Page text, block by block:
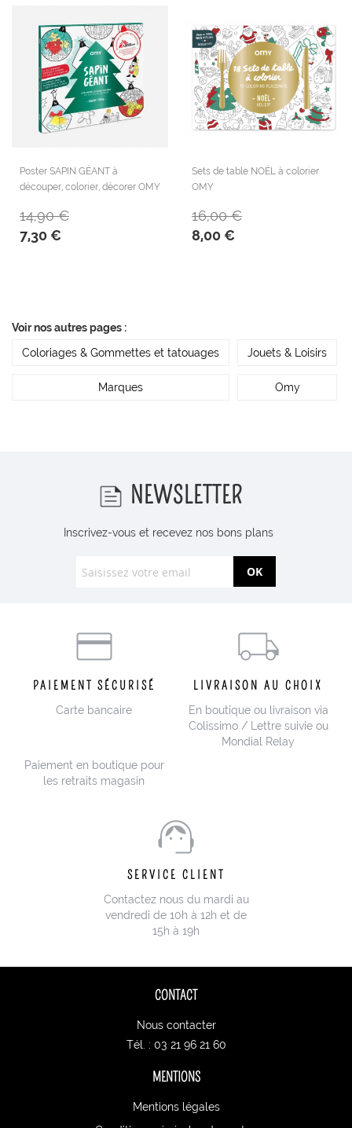
Poster SAPIN GÉANT à
découper, colorier, décorer OMY
7,30 €
14,90 €
Sets de table NOËL à colorier
OMY
8,00 €
16,00 €
Voir nos autres pages :
Coloriages & Gommettes et tatouages
Jouets & Loisirs
Marques Omy
NEWSLETTER
Inscrivez-vous et recevez nos bons plans
OK
PAIEMENT SÉCURISÉ
Carte bancaire
Paiement en boutique pour
les retraits magasin
LIVRAISON AU CHOIX
En boutique ou livraison via
Colissimo / Lettre suivie ou
Mondial Relay
SERVICE CLIENT
Contactez nous du mardi au
vendredi de 10h à 12h et de
15h à 19h
CONTACT
Nous contacter
Tél. : 03 21 96 21 60
MENTIONS
Mentions légales